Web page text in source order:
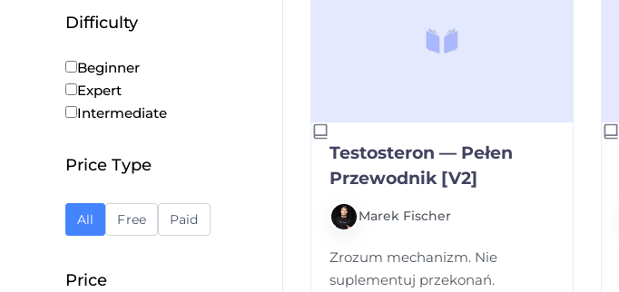
Difficulty
Beginner
Expert
Intermediate
Price Type
All Free Paid
Price
Testosteron — Pełen
Przewodnik [V2]
Marek Fischer
Zrozum mechanizm. Nie
suplementuj przekonań.